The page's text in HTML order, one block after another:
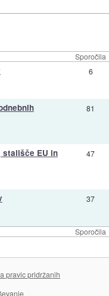
Sporočila
Sporočila
6
81
stališče EU in 47
37
pravic pridržanih